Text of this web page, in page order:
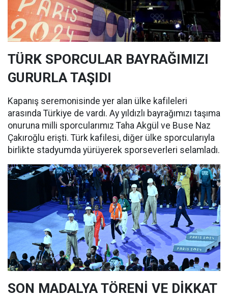
TÜRK SPORCULAR BAYRAĞIMIZI
GURURLA TAŞIDI
Kapanış seremonisinde yer alan ülke kafileleri
arasında Türkiye de vardı. Ay yıldızlı bayrağımızı taşıma
onuruna milli sporcularımız Taha Akgül ve Buse Naz
Çakıroğlu erişti. Türk kafilesi, diğer ülke sporcularıyla
birlikte stadyumda yürüyerek sporseverleri selamladı.
SON MADALYA TÖRENİ VE DİKKAT